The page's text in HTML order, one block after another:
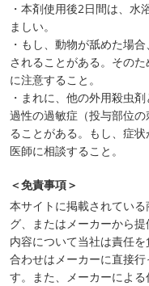
・本剤使用後2日間は、水
ましい。
・もし、動物が舐めた場
されることがある。その
に注意すること。
・まれに、他の外用殺虫
過性の過敏症（投与部位
ることがある。もし、症
医師に相談すること。
＜免責事項＞
本サイトに掲載されてい
グ、またはメーカーから
内容について当社は責任
合わせはメーカーに直接
す。また、メーカーによ